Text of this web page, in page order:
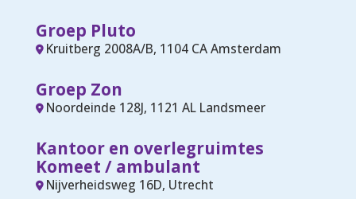
Groep Pluto
Kruitberg 2008A/B, 1104 CA Amsterdam
Groep Zon
Noordeinde 128J, 1121 AL Landsmeer
Kantoor en overlegruimtes
Komeet / ambulant
Nijverheidsweg 16D, Utrecht